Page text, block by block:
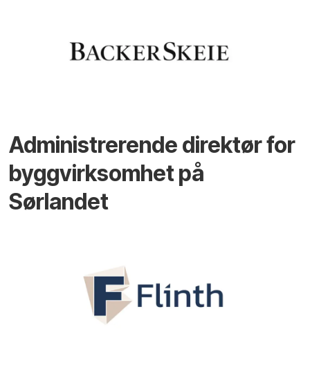
Administrerende direktør for
byggvirksomhet på
Sørlandet